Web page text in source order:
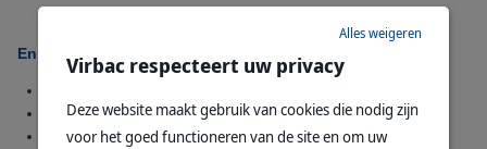
Enkele hormoonproducerende organen zijn
De hypofyse
De schildklieren
Virbac respecteert uw privacy
Deze website maakt gebruik van cookies die nodig zijn
voor het goed functioneren van de site en om uw
Alles weigeren